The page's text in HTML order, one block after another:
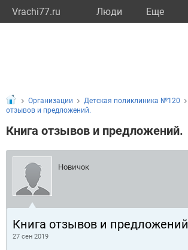
Vrachi77.ru Люди Eще
Организации Детская поликлиника №120
отзывов и предложений.
Книга отзывов и предложений.
Новичок
Книга отзывов и
27 сен 2019